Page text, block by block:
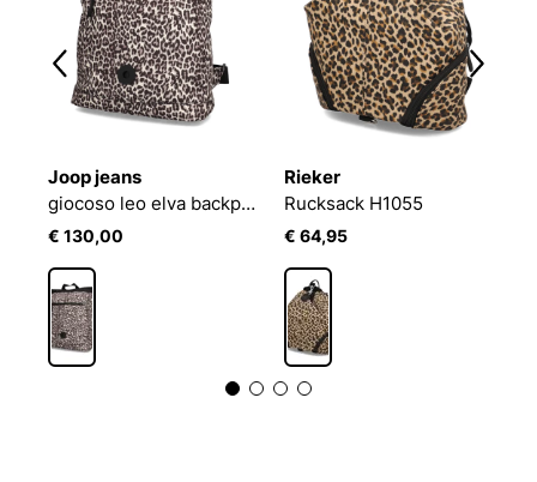
Joop jeans
giocoso leo elva backpack lvz
€ 130,00
Rieker
Rucksack H1055
€ 64,95